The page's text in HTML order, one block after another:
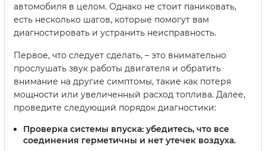
автомобиля в целом. Однако не стоит паниковать,
есть несколько шагов, которые помогут вам
диагностировать и устранить неисправность.
Первое, что следует сделать, – это внимательно
прослушать звук работы двигателя и обратить
внимание на другие симптомы, такие как потеря
мощности или увеличенный расход топлива. Далее,
проведите следующий порядок диагностики:
Проверка системы впуска: убедитесь, что все
соединения герметичны и нет утечек воздуха.